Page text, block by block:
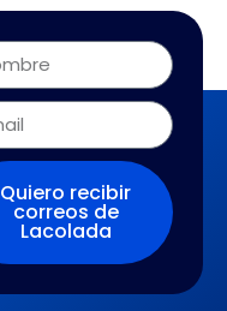
Quiero recibir
correos de
Lacolada